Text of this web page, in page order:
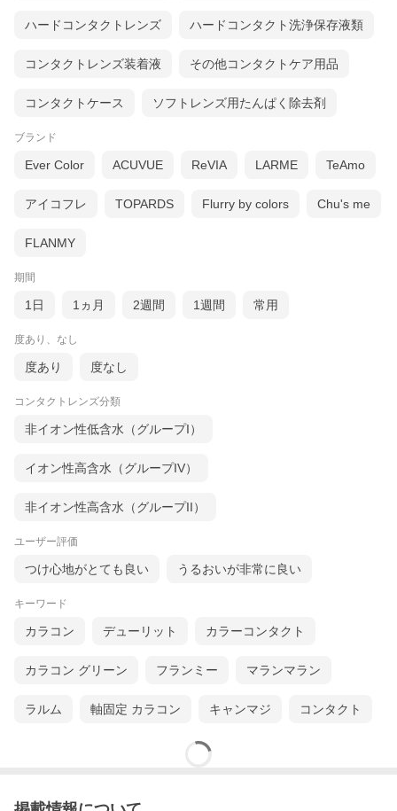
ハードコンタクトレンズ ハードコンタクト洗浄保存液類
コンタクトレンズ装着液 その他コンタクトケア用品
コンタクトケース ソフトレンズ用たんぱく除去剤
ブランド
Ever Color ACUVUE ReVIA LARME TeAmo
アイコフレ TOPARDS Flurry by colors Chu's me
FLANMY
期間
1日 1ヵ月 2週間 1週間 常用
度あり、なし
度あり 度なし
コンタクトレンズ分類
非イオン性低含水（グループI）
イオン性高含水（グループIV）
非イオン性高含水（グループII）
ユーザー評価
つけ心地がとても良い うるおいが非常に良い
キーワード
カラコン デューリット カラーコンタクト
カラコン グリーン フランミー マランマラン
ラルム 軸固定 カラコン キャンマジ コンタクト